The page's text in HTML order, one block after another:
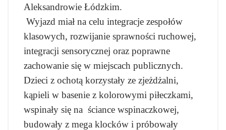
Aleksandrowie Łódzkim.
Wyjazd miał na celu integracje zespołów
klasowych, rozwijanie sprawności ruchowej,
integracji sensorycznej oraz poprawne
zachowanie się w miejscach publicznych.
Dzieci z ochotą korzystały ze zjeżdżalni,
kąpieli w basenie z kolorowymi piłeczkami,
wspinały się na ściance wspinaczkowej,
budowały z mega klocków i próbowały